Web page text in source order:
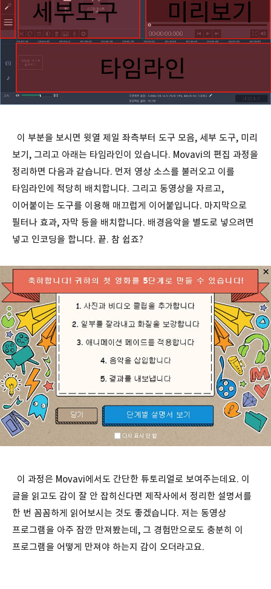
이 부분을 보시면 윗열 제일 좌측부터 도구 모음, 세부 도구, 미리
보기, 그리고 아래는 타임라인이 있습니다. Movavi의 편집 과정을
정리하면 다음과 같습니다. 먼저 영상 소스를 불러오고 이를
타임라인에 적당히 배치합니다. 그리고 동영상을 자르고,
이어붙이는 도구를 이용해 매끄럽게 이어붙입니다. 마지막으로
필터나 효과, 자막 등을 배치합니다. 배경음악을 별도로 넣으려면
넣고 인코딩을 합니다. 끝. 참 쉽죠?
이 과정은 Movavi에서도 간단한 튜토리얼로 보여주는데요. 이
글을 읽고도 감이 잘 안 잡히신다면 제작사에서 정리한 설명서를
한 번 꼼꼼하게 읽어보시는 것도 좋겠습니다. 저는 동영상
프로그램을 아주 잠깐 만져봤는데, 그 경험만으로도 충분히 이
프로그램을 어떻게 만져야 하는지 감이 오더라고요.